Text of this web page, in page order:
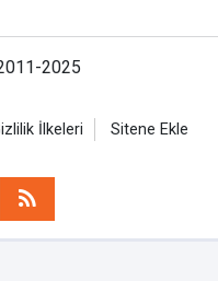
2025
İlkeleri Sitene Ekle